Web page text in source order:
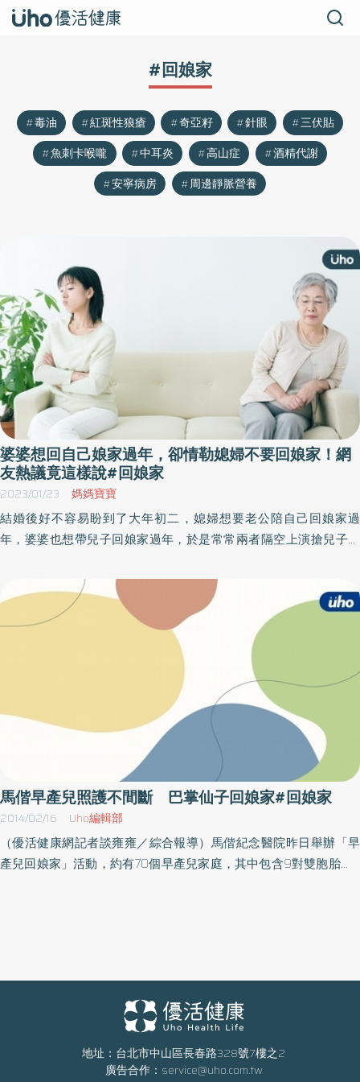
#回娘家
毒油 紅斑性狼瘡 奇亞籽 針眼
三伏貼
魚刺卡喉嚨
中耳炎 高山症
酒精代謝
安寧病房
周邊靜脈營養
婆婆想回自己娘家過年，卻情勒媳婦不要回娘家！網
友熱議竟這樣說#回娘家
2023/01/23 媽媽寶寶
結婚後好不容易盼到了大年初二，媳婦想要老公陪自己回娘家過
年，婆婆也想帶兒子回娘家過年，於是常常兩者隔空上演搶兒子、
的行程，如果是妳會同意嗎？不妨看看網友的真實故事，看這位媳
婦是如何捍衛自己的原則。
馬偕早產兒照護不間斷 巴掌仙子回娘家#回娘家
2014/02/16 Uho編輯部
（優活健康網記者談雍雍／綜合報導）馬偕紀念醫院昨日舉辦「早
產兒回娘家」活動，約有70個早產兒家庭，其中包含9對雙胞胎、3
克、1300公克，黃媽媽當時隔著保溫箱心想，「這樣巴掌大的孩子
怎麼活？」所幸馬偕醫護團隊專業細心的照護，同時給予早產兒家
長心理支持。雙胞胎3至4週後體重達2200公克可返家，如今白胖健
康，黃女士感謝醫護團隊的照顧。持續追蹤與檢測至入學前馬偕紀
地址：台北市中山區長春路328號7樓之2
廣告合作： service@uho.com.tw